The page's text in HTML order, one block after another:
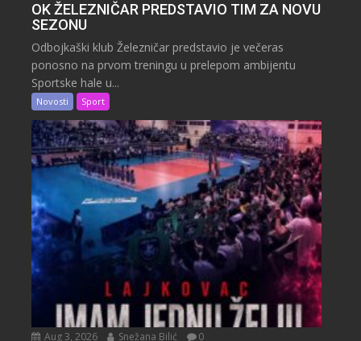
OK ŽELEZNIČAR PREDSTAVIO TIM ZA NOVU
SEZONU
Odbojkaški klub Železničar predstavio je večeras
ponosno na prvom treningu u prelepom ambijentu
Sportske hale u...
Novosti Sport
Aug 3, 2026 Snežana Bilić 0